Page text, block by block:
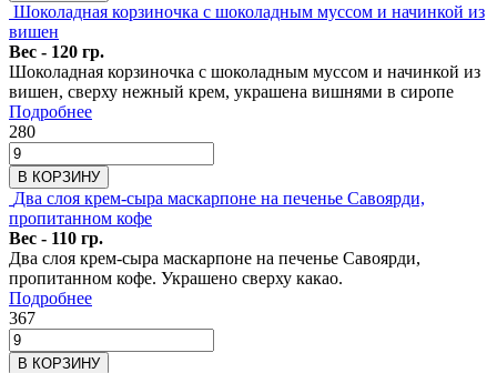
Шоколадная корзиночка с шоколадным муссом и начинкой из
вишен
Вес - 120 гр.
Шоколадная корзиночка с шоколадным муссом и начинкой из
вишен, сверху нежный крем, украшена вишнями в сиропе
Подробнее
280
В КОРЗИНУ
Два слоя крем-сыра маскарпоне на печенье Савоярди,
пропитанном кофе
Вес - 110 гр.
Два слоя крем-сыра маскарпоне на печенье Савоярди,
пропитанном кофе. Украшено сверху какао.
Подробнее
367
В КОРЗИНУ